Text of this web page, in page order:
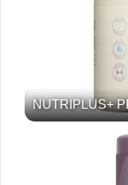
NUTRIPLUS+